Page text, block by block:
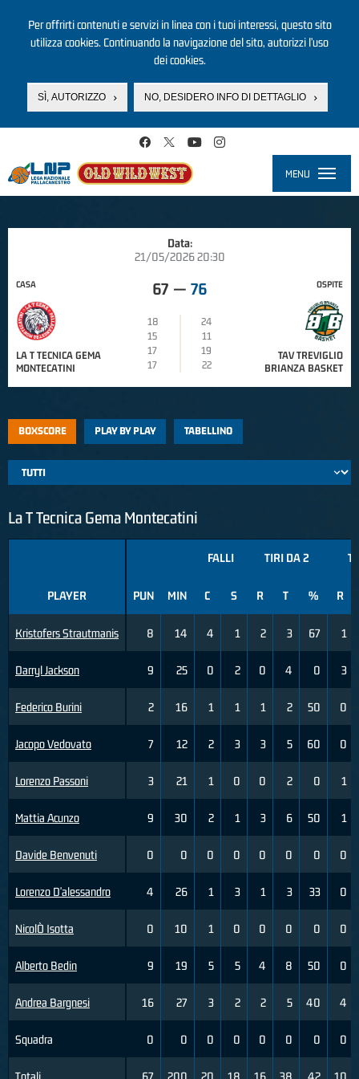
Per offrirti contenuti e servizi in linea con i tuoi interessi, questo sito
utilizza cookies. Continuando la navigazione del sito, autorizzi l’uso
dei cookies.
SÌ, AUTORIZZO NO, DESIDERO INFO DI DETTAGLIO
MENU
Data:
21/05/2026 20:30
CASA
LA T TECNICA GEMA
MONTECATINI
67 — 76
18
24
15
11
17
19
17
22
OSPITE
TAV TREVIGLIO
BRIANZA BASKET
BOXSCORE PLAY BY PLAY TABELLINO
La T Tecnica Gema Montecatini
PLAYER
Kristofers Strautmanis
Darryl Jackson
Federico Burini
Jacopo Vedovato
Lorenzo Passoni
Mattia Acunzo
Davide Benvenuti
Lorenzo D'alessandro
NicolÒ Isotta
Alberto Bedin
Andrea Bargnesi
Squadra
FALLI TIRI DA 2
PUN MIN C S R T % R
8 14 4 1 2 3 67 1
9 25 0 2 0 4 0 3
2 16 1 1 1 2 50 0
7 12 2 3 3 5 60 0
3 21 1 0 0 2 0 1
9 30 2 1 3 6 50 1
0 0 0 0 0 0 0 0
4 26 1 3 1 3 33 0
0 10 1 0 0 0 0 0
9 19 5 5 4 8 50 0
16 27 3 2 2 5 40 4
0 0 0 0 0 0 0 0